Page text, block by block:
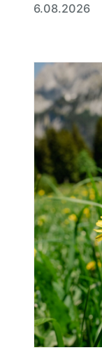
Regel
6.08.2026